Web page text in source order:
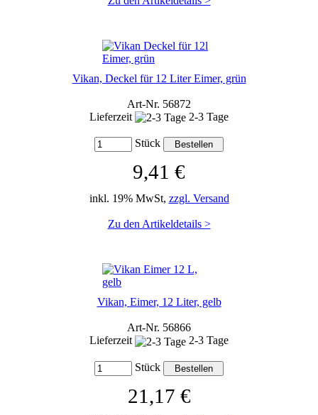
Vikan, Deckel für 12 Liter Eimer, grün
Art-Nr. 56872
Lieferzeit
2-3 Tage
Stück
9,41 €
inkl. 19% MwSt, zzgl. Versand
Zu den Artikeldetails >
Vikan, Eimer, 12 Liter, gelb
Art-Nr. 56866
Lieferzeit
2-3 Tage
Stück
21,17 €